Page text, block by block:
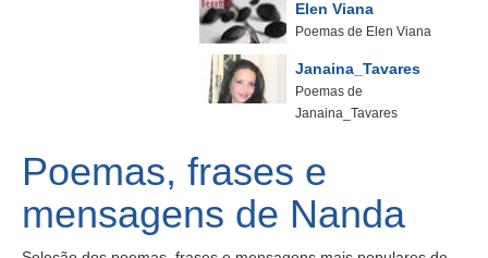
Elen Viana
Poemas de Elen Viana
Janaina_Tavares
Poemas de
Janaina_Tavares
Poemas, frases e
mensagens de Nanda